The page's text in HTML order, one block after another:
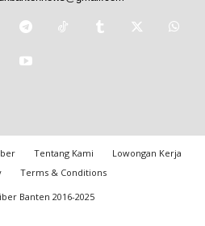
Tentang Kami
Lowongan Kerja
Terms & Conditions
Banten 2016-2025